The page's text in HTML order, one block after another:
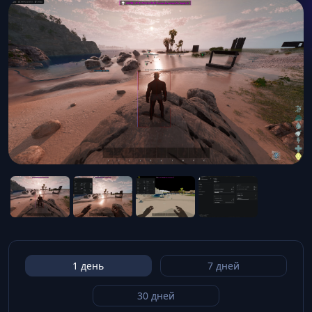
1 день 7 дней
30 дней